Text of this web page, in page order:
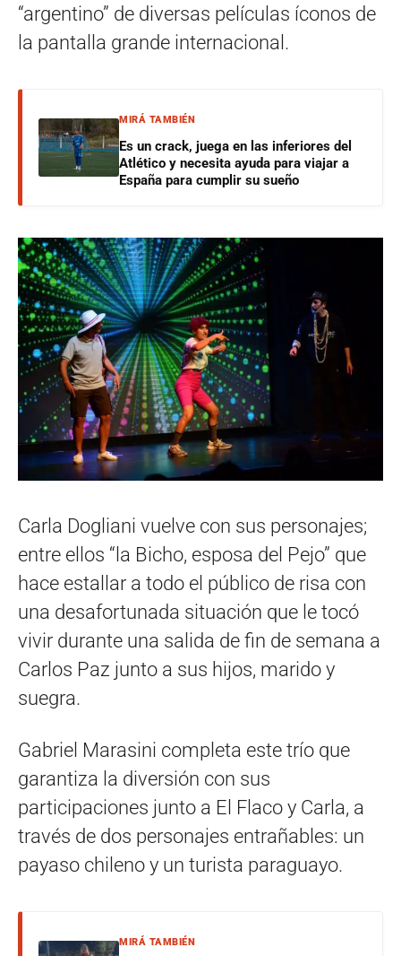
“argentino” de diversas películas íconos de
la pantalla grande internacional.
MIRÁ TAMBIÉN
Es un crack, juega en las inferiores del
Atlético y necesita ayuda para viajar a
España para cumplir su sueño
Carla Dogliani vuelve con sus personajes;
entre ellos “la Bicho, esposa del Pejo” que
hace estallar a todo el público de risa con
una desafortunada situación que le tocó
vivir durante una salida de fin de semana a
Carlos Paz junto a sus hijos, marido y
suegra.
Gabriel Marasini completa este trío que
garantiza la diversión con sus
participaciones junto a El Flaco y Carla, a
través de dos personajes entrañables: un
payaso chileno y un turista paraguayo.
MIRÁ TAMBIÉN